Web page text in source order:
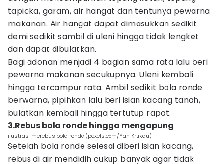
tapioka, garam, air hangat dan tentunya pewarna
makanan. Air hangat dapat dimasukkan sedikit
demi sedikit sambil di uleni hingga tidak lengket
dan dapat dibulatkan.
Bagi adonan menjadi 4 bagian sama rata lalu beri
pewarna makanan secukupnya. Uleni kembali
hingga tercampur rata. Ambil sedikit bola ronde
berwarna, pipihkan lalu beri isian kacang tanah,
bulatkan kembali hingga tertutup rapat.
3.Rebus bola ronde hingga mengapung
ilustrasi merebus bola ronde (pexels.com/Yan Krukau)
Setelah bola ronde selesai diberi isian kacang,
rebus di air mendidih cukup banyak agar tidak